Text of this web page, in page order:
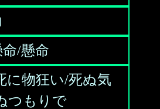
/懸命
に物狂い/死ぬ気
つもりで